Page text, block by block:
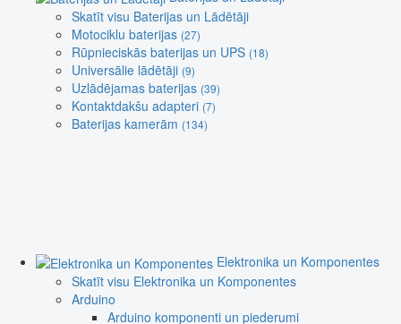
Skatīt visu Baterijas un Lādētāji
Motociklu baterijas (27)
Rūpnieciskās baterijas un UPS (18)
Universālie lādētāji (9)
Uzlādējamas baterijas (39)
Kontaktdakšu adapteri (7)
Baterijas kamerām (134)
Elektronika un Komponentes
Skatīt visu Elektronika un Komponentes
Arduino
Arduino komponenti un piederumi